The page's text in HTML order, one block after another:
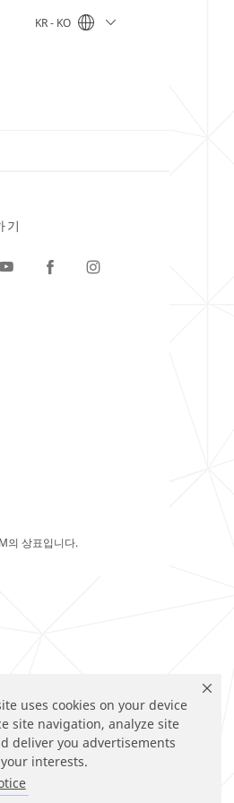
uses cookies on your device
site navigation, analyze site
deliver you advertisements
interests.
KR - KO
기
의 상표입니다.